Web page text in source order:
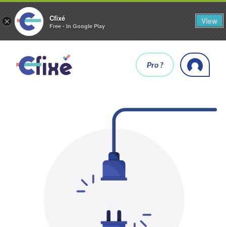
× Cfixé
Free - In Google Play
View
Pro ?